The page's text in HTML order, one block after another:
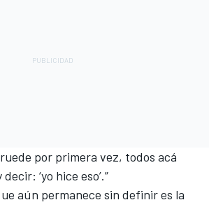
por primera vez, todos acá
‘yo hice eso’.”
aún permanece sin definir es la